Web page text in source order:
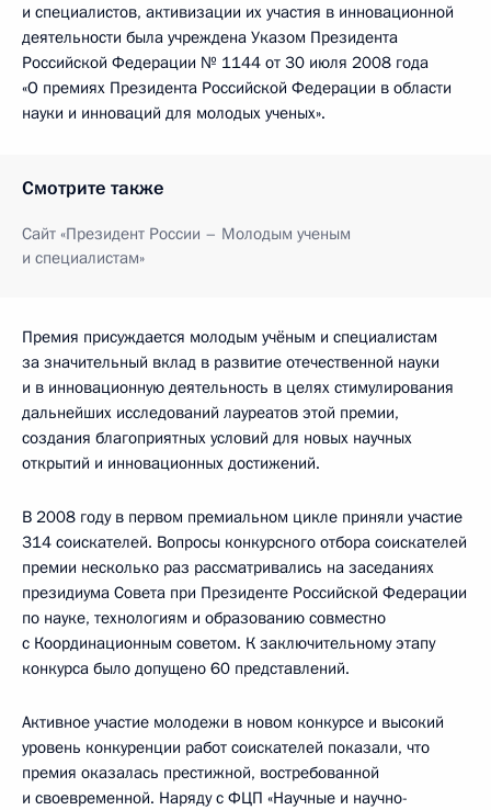
и специалистов, активизации их участия в инновационной
деятельности была учреждена Указом Президента
Российской Федерации № 1144 от 30 июля 2008 года
«О премиях Президента Российской Федерации в области
науки и инноваций для молодых ученых».
Смотрите также
Сайт «Президент России – Молодым ученым
и специалистам»
Премия присуждается молодым учёным и специалистам
за значительный вклад в развитие отечественной науки
и в инновационную деятельность в целях стимулирования
дальнейших исследований лауреатов этой премии,
создания благоприятных условий для новых научных
открытий и инновационных достижений.
В 2008 году в первом премиальном цикле приняли участие
314 соискателей. Вопросы конкурсного отбора соискателей
премии несколько раз рассматривались на заседаниях
президиума Совета при Президенте Российской Федерации
по науке, технологиям и образованию совместно
с Координационным советом. К заключительному этапу
конкурса было допущено 60 представлений.
Активное участие молодежи в новом конкурсе и высокий
уровень конкуренции работ соискателей показали, что
премия оказалась престижной, востребованной
и своевременной. Наряду с ФЦП «Научные и научно-